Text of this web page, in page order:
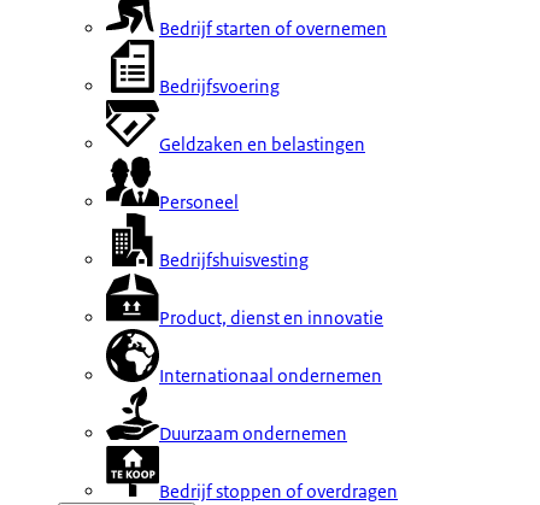
Bedrijf starten of overnemen
Bedrijfsvoering
Geldzaken en belastingen
Personeel
Bedrijfshuisvesting
Product, dienst en innovatie
Internationaal ondernemen
Duurzaam ondernemen
Bedrijf stoppen of overdragen